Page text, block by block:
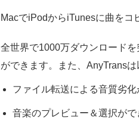
MacでiPodからiTunesに曲をコ
全世界で1000万ダウンロード
ができます。また、AnyTrans
ファイル転送による音質劣化
音楽のプレビュー＆選択がで